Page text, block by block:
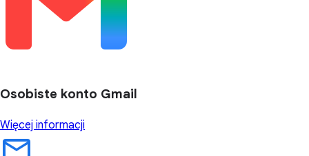
Osobiste konto Gmail
Więcej informacji